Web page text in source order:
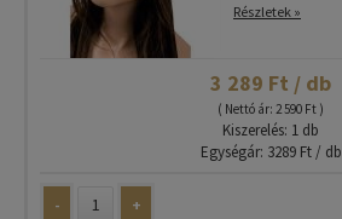
Részletek »
3 289 Ft / db
( Nettó ár: 2 590 Ft )
Kiszerelés: 1 db
Egységár: 3289 Ft / db
- +